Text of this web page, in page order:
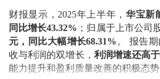
财报显示， 2025年上半年，华宝新
同比增长43.32% ；归属于上市公司
元，同比大幅增长68.31% 。
报告
收与利润的双增长， 利润增速还高
能力提升和盈利质量改善的积极态势